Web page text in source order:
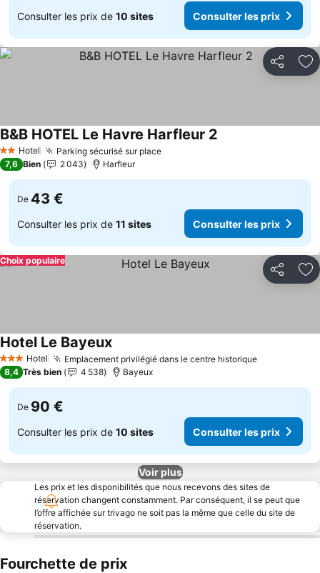
Consulter les prix de 10 sites Consulter les prix
Partager
2 Étoiles
Hotel Parking sécurisé sur place
B&B HOTEL Le Havre Harfleur 2
7,6 Bien 2 043 Harfleur
De 43 €
Consulter les prix de 11 sites Consulter les prix
Partager
Choix populaire
3 ÉtoilesHotel Emplacement privilégié dans le centre historique
Hotel Le Bayeux
8,4 Très bien 4 538 Bayeux
De 90 €
Consulter les prix de 10 sites Consulter les prix
Voir plus
Les prix et les disponibilités que nous recevons des sites de
réservation changent constamment. Par conséquent, il se peut que
l’offre affichée sur trivago ne soit pas la même que celle du site de
réservation.
Fourchette de prix